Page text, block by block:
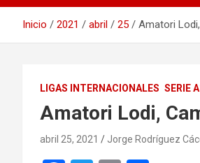
Inicio 2021 abril 25 Amatori
LIGAS INTERNACIONALES SERIE
Amatori Lodi,
abril 25, 2021 Jorge Rodríguez